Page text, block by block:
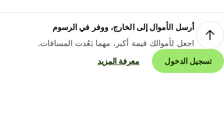
أرسل الأموال إلى الخارج، ووفر في الرسوم
اجعل لأموالك قيمة أكبر، مهما بَعُدت المسافات.
تسجيل الدخول
معرفة المزيد